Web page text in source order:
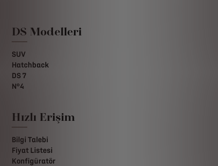
DS Modelleri
SUV
Hatchback
DS 7
N°4
Hızlı Erişim
Bilgi Talebi
Fiyat Listesi
Konfigüratör